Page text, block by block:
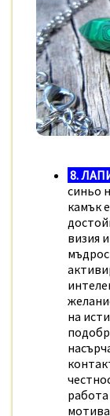
8.
синьо
камък
визия
на
работа